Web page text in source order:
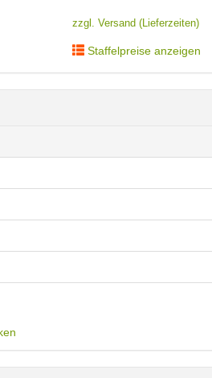
zzgl. Versand (Lieferzeiten)
Staffelpreise anzeigen